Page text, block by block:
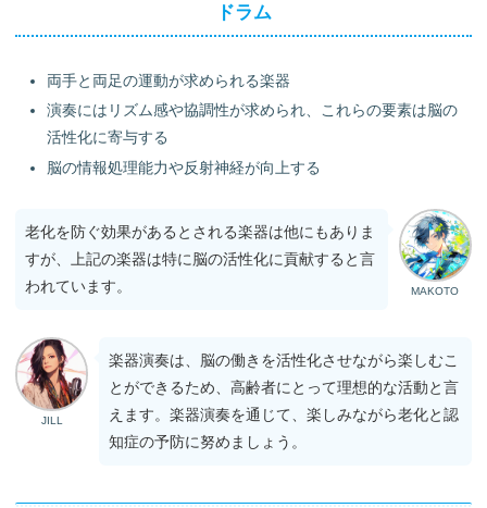
ドラム
両手と両足の運動が求められる楽器
演奏にはリズム感や協調性が求められ、これらの要素は脳の
活性化に寄与する
脳の情報処理能力や反射神経が向上する
MAKOTO
老化を防ぐ効果があるとされる楽器は他にもありま
すが、上記の楽器は特に脳の活性化に貢献すると言
われています。
JILL
楽器演奏は、脳の働きを活性化させながら楽しむこ
とができるため、高齢者にとって理想的な活動と言
えます。楽器演奏を通じて、楽しみながら老化と認
知症の予防に努めましょう。